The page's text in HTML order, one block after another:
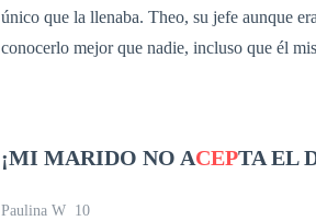
único que la llenaba. Theo, su jefe aunque
conocerlo mejor que nadie, incluso que él mismo. Pero, a Theo nada lo preparó
que pierda tiempo, hasta que por azares del
que no esperó que Bianca pusiera sus
¡MI MARIDO NO ACEPTA EL
Paulina W 10